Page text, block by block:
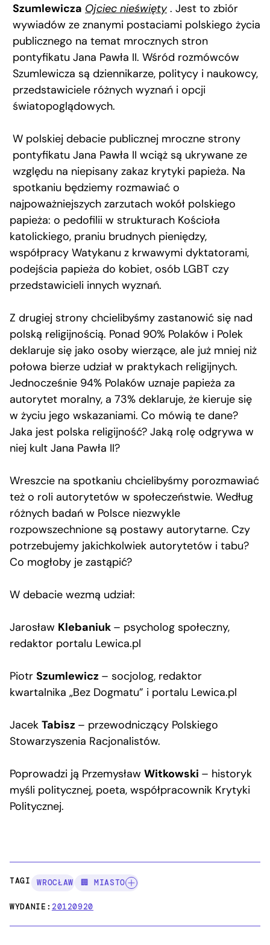
Szumlewicza Ojciec nieświęty. Jest to zbiór
wywiadów ze znanymi postaciami polskiego życia
publicznego na temat mrocznych stron
pontyfikatu Jana Pawła II. Wśród rozmówców
Szumlewicza są dziennikarze, politycy i naukowcy,
przedstawiciele różnych wyznań i opcji
światopoglądowych.
W polskiej debacie publicznej mroczne strony
pontyfikatu Jana Pawła II wciąż są ukrywane ze
względu na niepisany zakaz krytyki papieża. Na
spotkaniu będziemy rozmawiać o
najpoważniejszych zarzutach wokół polskiego
papieża: o pedofilii w strukturach Kościoła
katolickiego, praniu brudnych pieniędzy,
współpracy Watykanu z krwawymi dyktatorami,
podejścia papieża do kobiet, osób LGBT czy
przedstawicieli innych wyznań.
Z drugiej strony chcielibyśmy zastanowić się nad
polską religijnością. Ponad 90% Polaków i Polek
deklaruje się jako osoby wierzące, ale już mniej niż
połowa bierze udział w praktykach religijnych.
Jednocześnie 94% Polaków uznaje papieża za
autorytet moralny, a 73% deklaruje, że kieruje się
w życiu jego wskazaniami. Co mówią te dane?
Jaka jest polska religijność? Jaką rolę odgrywa w
niej kult Jana Pawła II?
Wreszcie na spotkaniu chcielibyśmy porozmawiać
też o roli autorytetów w społeczeństwie. Według
różnych badań w Polsce niezwykle
rozpowszechnione są postawy autorytarne. Czy
potrzebujemy jakichkolwiek autorytetów i tabu?
Co mogłoby je zastąpić?
W debacie wezmą udział:
Jarosław Klebaniuk – psycholog społeczny,
redaktor portalu Lewica.pl
Piotr Szumlewicz – socjolog, redaktor
kwartalnika „Bez Dogmatu” i portalu Lewica.pl
Jacek Tabisz – przewodniczący Polskiego
Stowarzyszenia Racjonalistów.
Poprowadzi ją Przemysław Witkowski – historyk
myśli politycznej, poeta, współpracownik Krytyki
Politycznej.
TAGI: WROCŁAW 🏢 MIASTO
WYDANIE:20120920